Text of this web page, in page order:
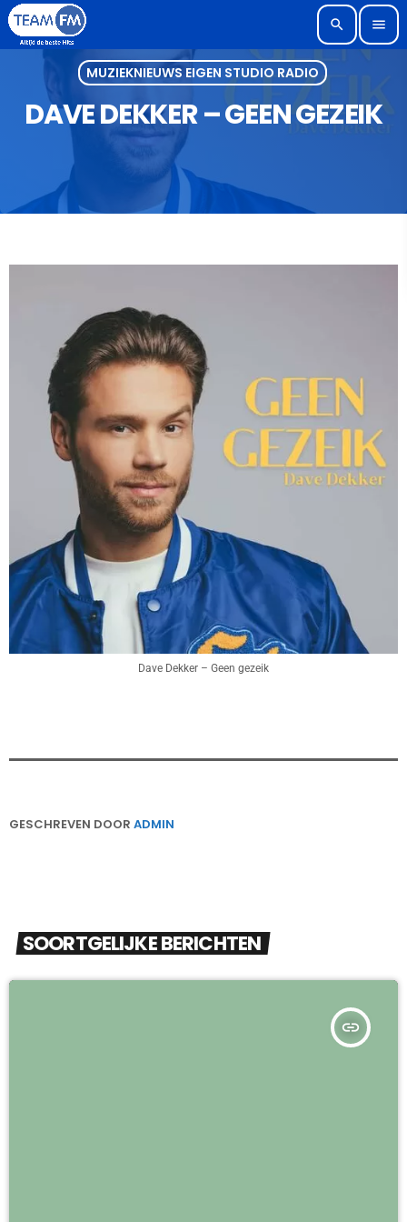
search menu
MUZIEKNIEUWS EIGEN STUDIO RADIO
DAVE DEKKER – GEEN GEZEIK
Dave Dekker – Geen gezeik
GESCHREVEN DOOR ADMIN
SOORTGELIJKE BERICHTEN
insert_link